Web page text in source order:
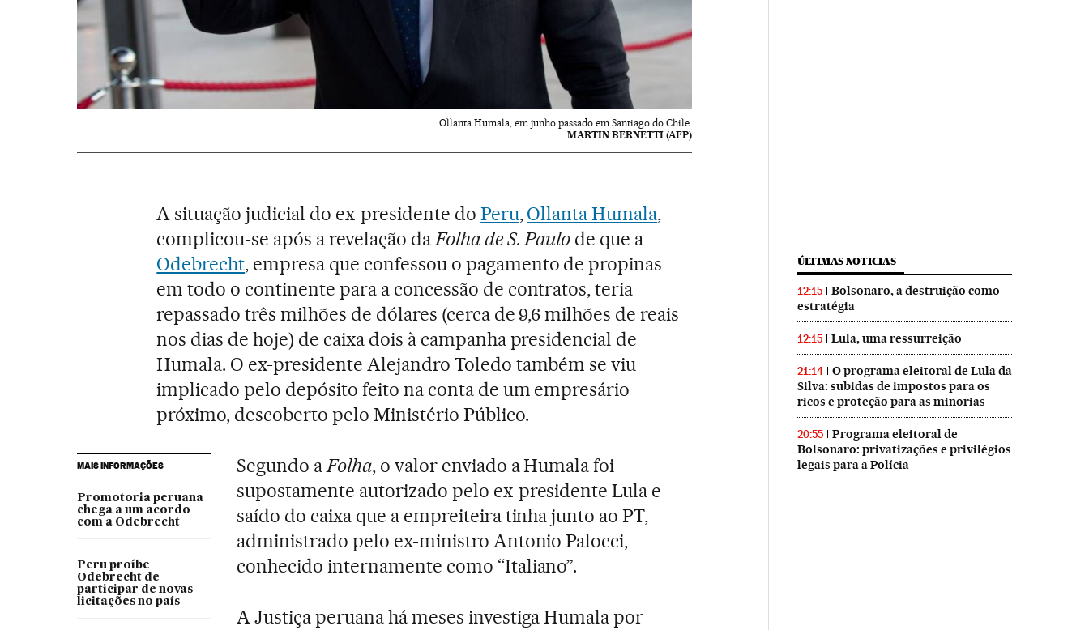
Ollanta Humala, em junho passado em Santiago do Chile.
MARTIN BERNETTI (AFP)
A situação judicial do ex-presidente do Peru,Ollanta Humala,
complicou-se após a revelação daFolha de S. Paulo de que a
Odebrecht, empresa que confessou o pagamento de propinas
em todo o continente para a concessão de contratos, teria
repassado três milhões de dólares (cerca de 9,6 milhões de reais
nos dias de hoje) de caixa dois à campanha presidencial de
Humala. O ex-presidente Alejandro Toledo também se viu
implicado pelo depósito feito na conta de um empresário
próximo, descoberto pelo Ministério Público.
MAIS INFORMAÇÕES
Promotoria peruana
chega a um acordo
com a Odebrecht
Peru proíbe
Odebrecht de
participar de novas
licitações no país
Segundo aFolha, o valor enviado a Humala foi
supostamente autorizado pelo ex-presidente Lula e
saído do caixa que a empreiteira tinha junto ao PT,
administrado pelo ex-ministro Antonio Palocci,
conhecido internamente como “Italiano”.
A Justiça peruana há meses investiga Humala por
ÚLTIMAS NOTICIAS
12:15
Bolsonaro, a destruição como
estratégia
12:15 Lula, uma ressurreição
21:14
O programa eleitoral de Lula da
Silva: subidas de impostos para os
ricos e proteção para as minorias
20:55
Programa eleitoral de
Bolsonaro: privatizações e privilégios
legais para a Polícia